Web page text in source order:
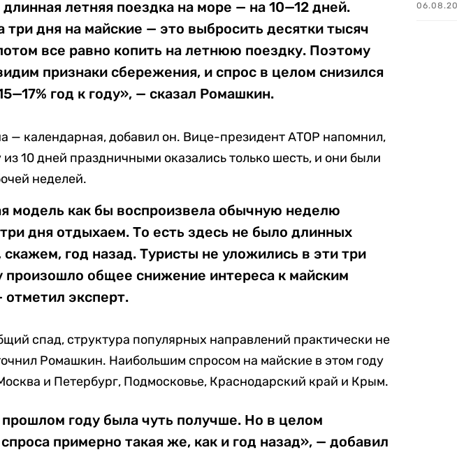
длинная летняя поездка на море — на 10—12 дней.
три дня на майские — это выбросить десятки тысяч
все равно копить на летнюю поездку. Поэтому
признаки сбережения, и спрос в целом снизился
год к году», — сказал Ромашкин.
— календарная, добавил он. Вице-президент АТОР напомнил,
из 10 дней праздничными оказались только шесть, и они были
неделей.
модель как бы воспроизвела обычную неделю
дня отдыхаем. То есть здесь не было длинных
скажем, год назад. Туристы не уложились в эти три
произошло общее снижение интереса к майским
отметил эксперт.
спад, структура популярных направлений практически не
Ромашкин. Наибольшим спросом на майские в этом году
и Петербург, Подмосковье, Краснодарский край и Крым.
году была чуть получше. Но в целом
спроса примерно такая же, как и год назад», — добавил